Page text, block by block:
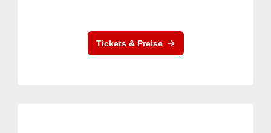
Tickets & Preise